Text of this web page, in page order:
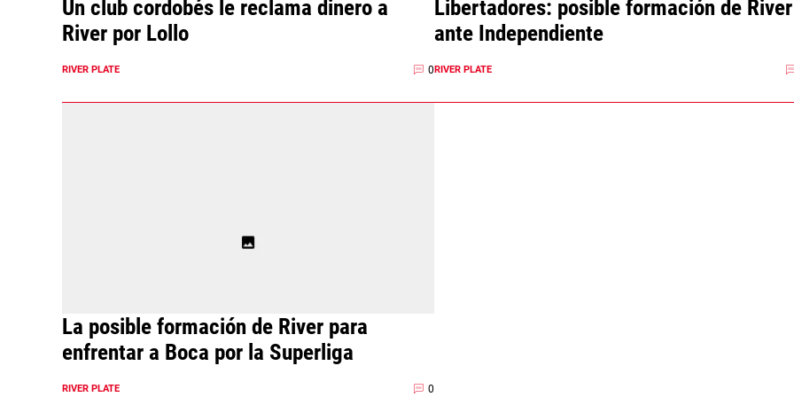
Un club cordobés le reclama dinero a
River por Lollo
RIVER PLATE 0
Libertadores: posible formación de River
ante Independiente
RIVER PLATE
La posible formación de River para
enfrentar a Boca por la Superliga
RIVER PLATE 0